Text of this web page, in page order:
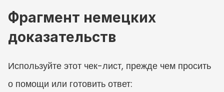
Фрагмент немецких
доказательств
Используйте этот чек-лист, прежде чем просить
о помощи или готовить ответ: